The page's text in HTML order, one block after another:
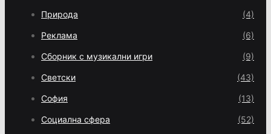
Природа (4)
Реклама (6)
Сборник с музикални игри (9)
Светски (43)
София (13)
Социална сфера (52)